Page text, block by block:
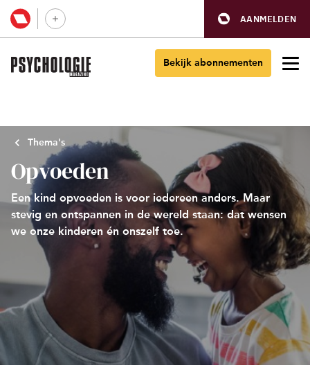
AANMELDEN
Bekijk abonnementen
Thema's
Opvoeden
Een kind opvoeden is voor iedereen anders. Maar
stevig en ontspannen in de wereld staan: dat wensen
we onze kinderen én onszelf toe.